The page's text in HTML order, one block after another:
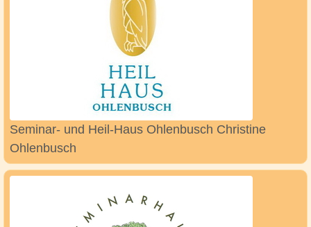
Seminar- und Heil-Haus Ohlenbusch Christine
Ohlenbusch